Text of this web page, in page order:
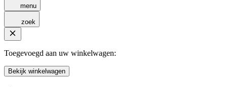
menu
zoek
Toegevoegd aan uw winkelwagen:
Bekijk winkelwagen